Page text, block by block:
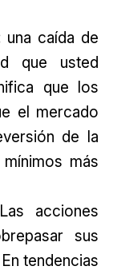
una caída de
que usted
que los
el mercado
de la
más
acciones
sus
tendencias